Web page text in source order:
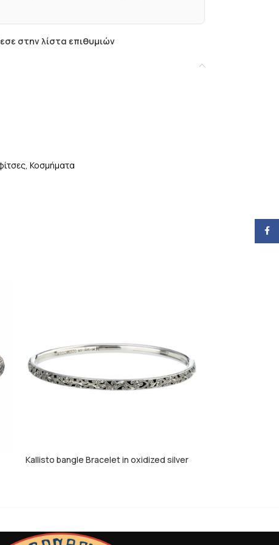
στην λίστα επιθυμιών
, Κοσμήματα
Kallisto bangle Bracelet in oxidized silver